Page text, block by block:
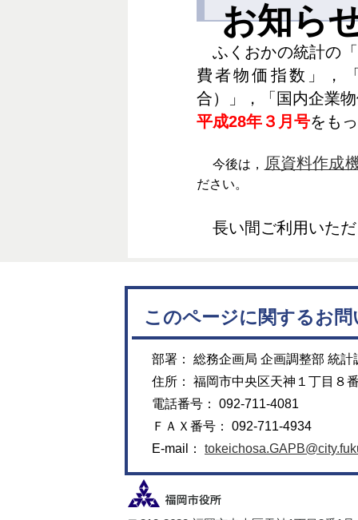
お知ら
ふくおかの統計の
費者物価指数」，
合）」，「国内企業
平成28年３月号をも
今後は， 原資料作成
ださい。
長い間ご利用いた
このページに関するお問
部署： 総務企画局 企画調整部 統計
住所： 福岡市中央区天神１丁目８
電話番号： 092-711-4081
ＦＡＸ番号： 092-711-4934
E-mail：